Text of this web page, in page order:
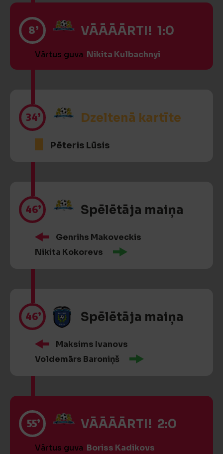
8’ VĀĀĀĀRTI! 1:0
Vārtus guva Nikita Kulbachnyi
34’ Dzeltenā kartīte
Pēteris Lūsis
46’ Spēlētāja maiņa
Genrihs Makoveckis
Nikita Kokorevs
46’ Spēlētāja maiņa
Maksims Ivanovs
Voldemārs Baroniņš
55’ VĀĀĀĀRTI! 2:0
Vārtus guva Boriss Kadikovs